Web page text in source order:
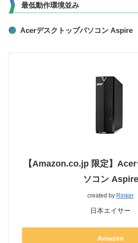
最低動作環境並み
Acerデスクトップパソコン Aspire
【Amazon.co.jp 限定】
ソコン Aspire
created by Rinker
日本エイサー
Amazon